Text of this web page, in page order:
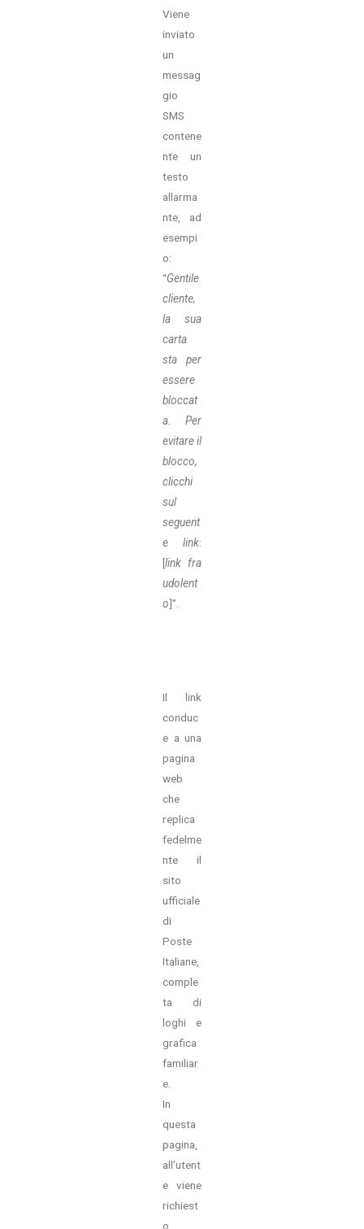
Viene
inviato
un
messag
gio
SMS
contene
nte un
testo
allarma
nte, ad
esempi
o:
“Gentile
cliente,
la sua
carta
sta per
essere
bloccat
a. Per
evitare il
blocco,
clicchi
sul
seguent
e link:
[link fra
udolent
o]”.
Il link
conduc
e a una
pagina
web
che
replica
fedelme
nte il
sito
ufficiale
di
Poste
Italiane,
comple
ta di
loghi e
grafica
familiar
e.
In
questa
pagina,
all’utent
e viene
richiest
o